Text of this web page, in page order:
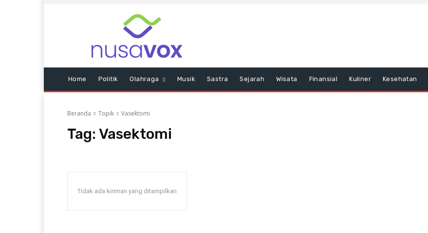
Home Politik Olahraga Musik Sastra Sejarah Wisata Finansial Kuliner Kesehatan
Beranda Topik Vasektomi
Tag: Vasektomi
Tidak ada kiriman yang ditampilkan